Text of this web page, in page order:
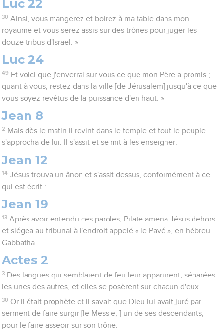
Luc 22
30 Ainsi, vous mangerez et boirez à ma table dans mon
royaume et vous serez assis sur des trônes pour juger les
douze tribus d'Israël. »
Luc 24
49 Et voici que j'enverrai sur vous ce que mon Père a promis ;
quant à vous, restez dans la ville [de Jérusalem] jusqu'à ce que
vous soyez revêtus de la puissance d'en haut. »
Jean 8
2 Mais dès le matin il revint dans le temple et tout le peuple
s'approcha de lui. Il s'assit et se mit à les enseigner.
Jean 12
14 Jésus trouva un ânon et s'assit dessus, conformément à ce
qui est écrit :
Jean 19
13 Après avoir entendu ces paroles, Pilate amena Jésus dehors
et siégea au tribunal à l'endroit appelé « le Pavé », en hébreu
Gabbatha.
Actes 2
3 Des langues qui semblaient de feu leur apparurent, séparées
les unes des autres, et elles se posèrent sur chacun d'eux.
30 Or il était prophète et il savait que Dieu lui avait juré par
serment de faire surgir [le Messie, ] un de ses descendants,
pour le faire asseoir sur son trône.